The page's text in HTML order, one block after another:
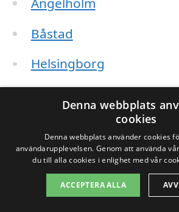
Båstad
Helsingborg
Mölle
Sångersjö
Denna webbplats
cookies
Denna webbplats använder cookies
användarupplevelsen. Genom att använda
du till alla cookies i enlighet med vår
ACCEPTERA ALLA